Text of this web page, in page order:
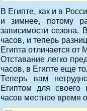
В Египте, как и в
и зимнее, потому
зависимости сезона.
часов, и теперь
Египта отличается
Отставание легко
часов, в Египте еще
Теперь вам
Египтом для своего
часов местное время